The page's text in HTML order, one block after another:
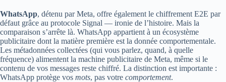
WhatsApp, détenu par Meta, offre également le chiffrement E2E par
défaut grâce au protocole Signal — ironie de l’histoire. Mais la
comparaison s’arrête là. WhatsApp appartient à un écosystème
publicitaire dont la matière première est la donnée comportementale.
Les métadonnées collectées (qui vous parlez, quand, à quelle
fréquence) alimentent la machine publicitaire de Meta, même si le
contenu de vos messages reste chiffré. La distinction est importante :
WhatsApp protège vos mots, pas votre comportement.